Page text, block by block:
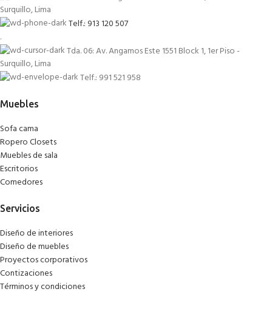
Surquillo, Lima
Telf.: 913 120 507
.
Tda. 06: Av. Angamos Este 1551 Block 1, 1er Piso -
Surquillo, Lima
Telf.: 991 521 958
Muebles
Sofa cama
Ropero Closets
Muebles de sala
Escritorios
Comedores
Servicios
Diseño de interiores
Diseño de muebles
Proyectos corporativos
Contizaciones
Términos y condiciones